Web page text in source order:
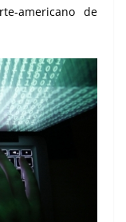
americano de